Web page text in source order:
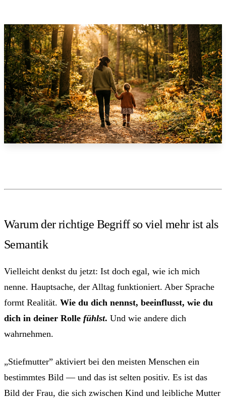
Warum der richtige Begriff so viel mehr ist als
Semantik
Vielleicht denkst du jetzt: Ist doch egal, wie ich mich
nenne. Hauptsache, der Alltag funktioniert. Aber Sprache
formt Realität. Wie du dich nennst, beeinflusst, wie du
dich in deiner Rolle fühlst. Und wie andere dich
wahrnehmen.
„Stiefmutter” aktiviert bei den meisten Menschen ein
bestimmtes Bild — und das ist selten positiv. Es ist das
Bild der Frau, die sich zwischen Kind und leibliche Mutter